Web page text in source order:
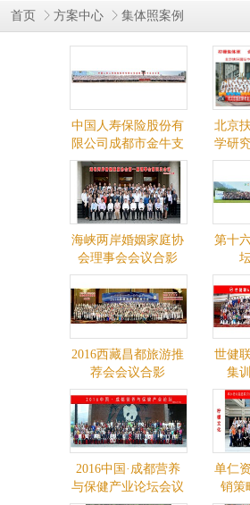
首页 方案中心 集体照案例
中国人寿保险股份有
限公司成都市金牛支
公司1600人团体合影
北京
学研
海峡两岸婚姻家庭协
会理事会会议合影
第十
2016西藏昌都旅游推
荐会会议合影
世健
集
2016中国·成都营养
与保健产业论坛会议
单仁
销策